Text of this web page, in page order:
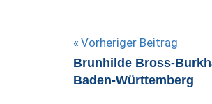
Vorheriger Beitrag
Brunhilde Bross-
Baden-Württemberg